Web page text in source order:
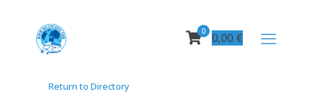
0 0,00 €
Return to Directory